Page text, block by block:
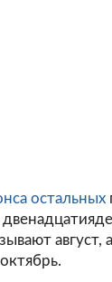
остальных
август,